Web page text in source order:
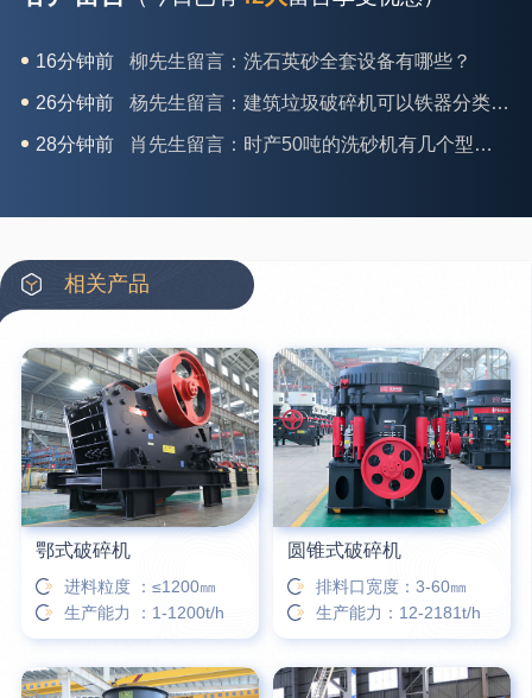
26分钟前 杨先生留言：建筑垃圾破碎机可以铁器分类吗？
28分钟前 肖先生留言：时产50吨的洗砂机有几个型号？
31分钟前 马女士留言：我想咨询一条生产线，你们能做吗？
42分钟前 蒋先生留言：硬岩颚式破碎机带不带电机？
3分钟前 王先生留言：水泥厂熟料能破碎吗？推荐用什么机器？
6分钟前 姚女士留言：这款破碎机一小时产能多大？是用电的还是燃油的？
12分钟前 宋先生留言：50吨左右的制砂机大概什么价位？
16分钟前 柳先生留言：洗石英砂全套设备有哪些？
相关产品
鄂式破碎机
进料粒度 ：≤1200㎜
生产能力 ：1-1200t/h
圆锥式破碎机
排料口宽度：3-60㎜
生产能力：12-2181t/h